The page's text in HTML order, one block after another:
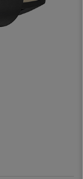
boutiques. Chez
Un modèle avec un